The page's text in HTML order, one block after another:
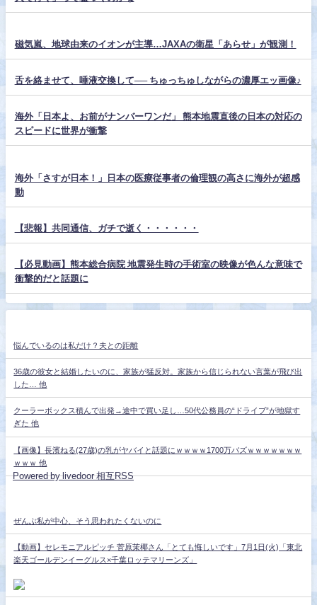
磁気嵐、地球由来のイオンが主導…JAXAの衛星「あらせ」が観測！
舌を絡ませて、唾液交換して── ちゅっちゅしながらの濃厚エッ画像♪
海外「日本よ、お前がナンバーワンだ」 熊本地震直後の日本の対応の
スピードに世界が衝撃
海外「さすが日本！」日本の医療従事者の倫理観の高さに海外が超感
動
【悲報】共同通信、ガチで逝く・・・・・・
【必見動画】熊本総合病院 地震発生時の手術室の映像が色んな意味で
衝撃的だと話題に
悩んでいるのは私だけ？夫との距離
36歳の彼女と結婚したいのに、家族が猛反対。家族から信じられない言葉が飛び出
した… 他
クーラーボックス積んで出発→途中で買い足し…50代公務員の“ドライブ”が地獄す
ぎた 他
【画像】長濱ねる(27歳)の乳がヤバイと話題にｗｗｗｗ1700万バズｗｗｗｗｗｗｗ
ｗｗｗ 他
Powered by livedoor 相互RSS
ぜんぶ私が中心、そう思われたくないのに
【動画】セレモニアルピッチ 菅原茉椰さん「とても悔しいです」7月1日(火)「東北
楽天ゴールデンイーグルス×千葉ロッテマリーンズ」